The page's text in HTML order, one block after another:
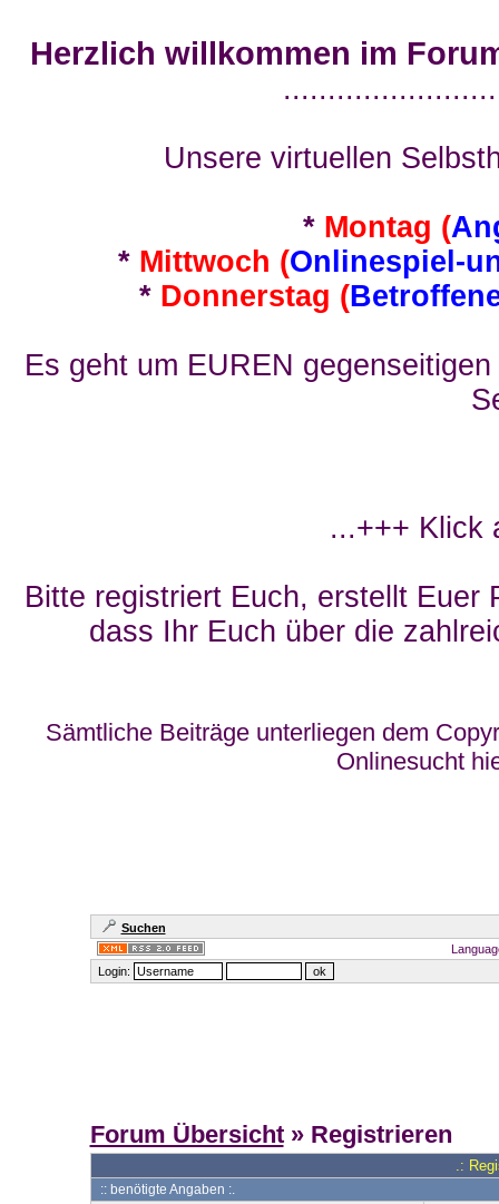
Herzlich willkommen im
Unsere virtuellen
* Montag (
* Mittwoch (Onlinespiel-
* Donnerstag (
Es geht um EUREN
...+++ Klick
Bitte registriert Euch, erstellt Euer
dass Ihr Euch über die
Sämtliche Beiträge unterliegen dem
Onlinesucht
Suchen
Login:
Forum Übersicht» Registrieren
.:
:: benötigte Angaben :.